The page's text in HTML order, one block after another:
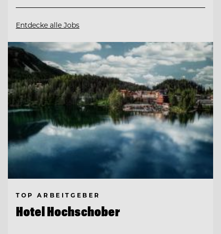
Entdecke alle Jobs
TOP ARBEITGEBER
Hotel Hochschober